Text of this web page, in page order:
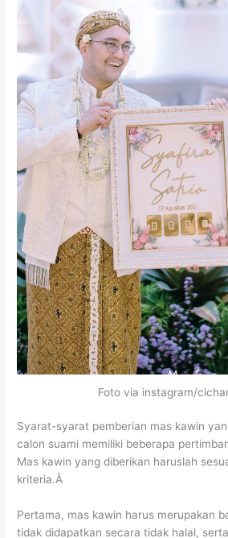
Foto via instagram/
Syarat-syarat pemberian mas kawin
calon suami memiliki beberapa
Mas kawin yang diberikan haruslah
kriteria.Â
Pertama, mas kawin harus merupakan
tidak didapatkan secara tidak halal,